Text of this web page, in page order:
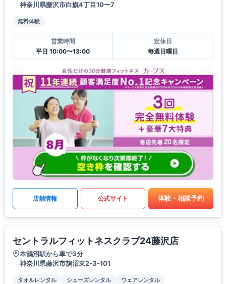
神奈川県藤沢市白旗4丁目10ー7
無料体験
営業時間
平日 10:00〜13:00
定休日
毎週日曜日
店舗情報 公式サイト 体験・相談予約
セントラルフィットネスクラブ24藤沢店
本鵠沼駅から車で3分
神奈川県藤沢市鵠沼東2-3-101
タオルレンタル シューズレンタル
ウェアレンタル